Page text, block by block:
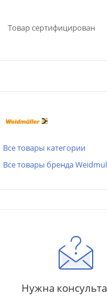
Товар сертифицирован
Все товары категории
Все товары бренда
Нужна